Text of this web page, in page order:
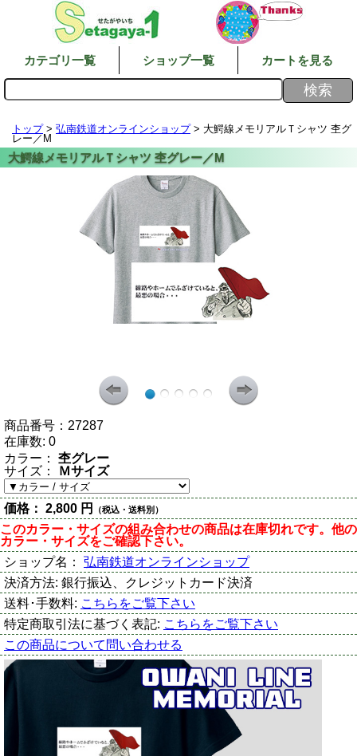
カテゴリ一覧 ショップ一覧 カートを見る
トップ> 弘南鉄道オンラインショップ> 大鰐線メモリアルＴシャツ 杢グ
レー／M
商品番号： 27287
在庫数: 0
カラー：
杢グレー
サイズ：
Ｍサイズ
価格： 2,800 円 （税込・送料別）
このカラー・サイズの組み合わせの商品は在庫切れです。他の
カラー・サイズをご確認下さい。
ショップ名： 弘南鉄道オンラインショップ
決済方法: 銀行振込、クレジットカード決済
送料･手数料: こちらをご覧下さい
特定商取引法に基づく表記: こちらをご覧下さい
この商品について問い合わせる